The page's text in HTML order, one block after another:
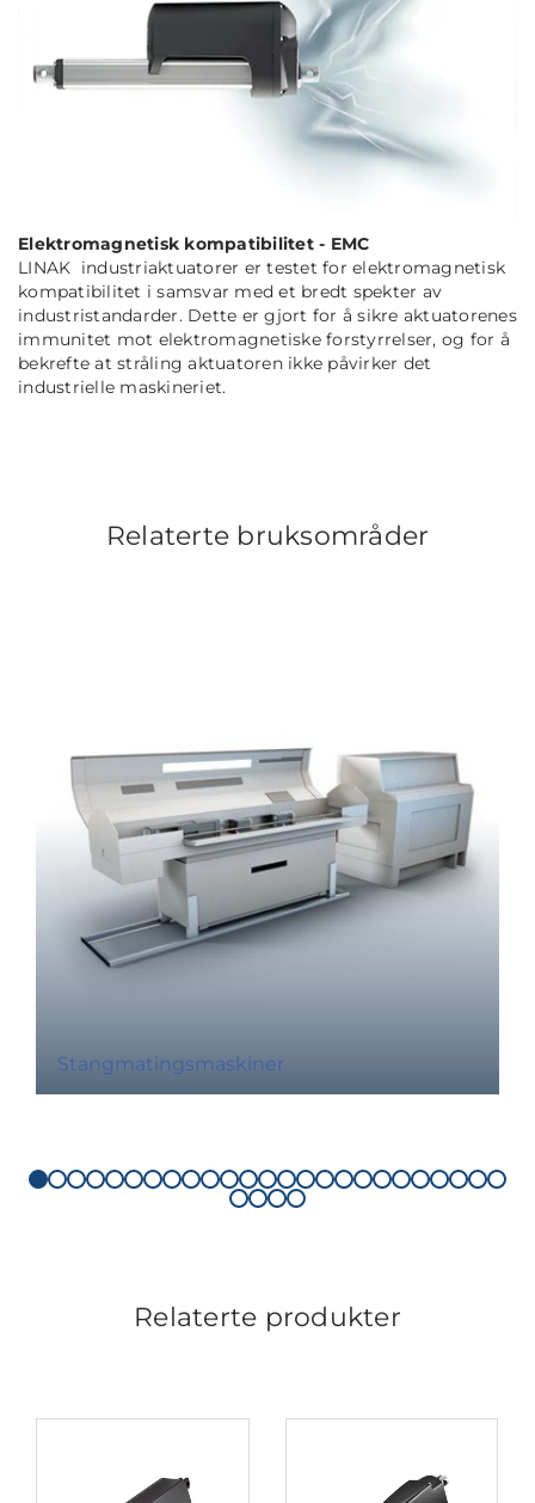
Elektromagnetisk kompatibilitet - EMC
LINAK industriaktuatorer er testet for elektromagnetisk
kompatibilitet i samsvar med et bredt spekter av
industristandarder. Dette er gjort for å sikre aktuatorenes
immunitet mot elektromagnetiske forstyrrelser, og for å
bekrefte at stråling aktuatoren ikke påvirker det
industrielle maskineriet.
Relaterte bruksområder
Stangmatingsmaskiner
Relaterte produkter